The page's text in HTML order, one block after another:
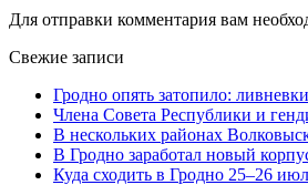
Для отправки комментария вам
Свежие записи
Гродно опять затопило:
Члена Совета Республики и
В нескольких районах
В Гродно заработал новый
Куда сходить в Гродно 25–26